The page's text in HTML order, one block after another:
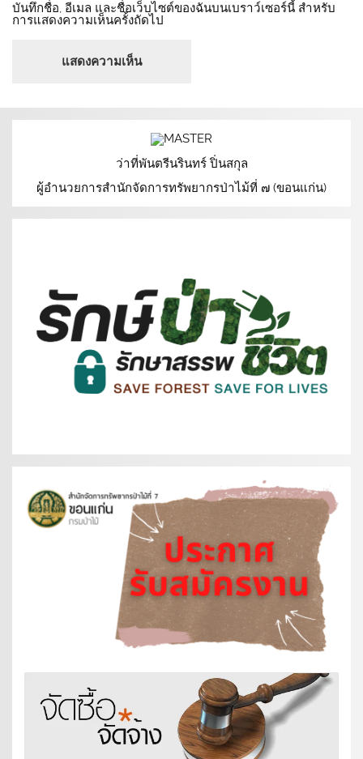
บันทึกชื่อ, อีเมล และชื่อเว็บไซต์ของฉันบนเบราว์เซอร์นี้ สำหรับ
การแสดงความเห็นครั้งถัดไป
ว่าที่พันตรีนรินทร์ ปิ่นสกุล
ผู้อำนวยการสำนักจัดการทรัพยากรป่าไม้ที่ ๗ (ขอนแก่น)